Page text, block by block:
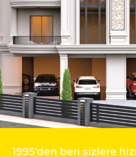
1995'den beri sizlere